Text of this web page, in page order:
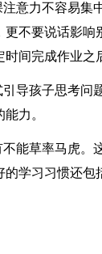
意力不容易集
不要说话影响
间完成作业之
导孩子思考问
力。
能草率马虎。
学习习惯还